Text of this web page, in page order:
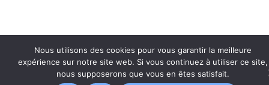
Nous utilisons des cookies pour vous garantir la meilleure
expérience sur notre site web. Si vous continuez à utiliser ce site,
nous supposerons que vous en êtes satisfait.